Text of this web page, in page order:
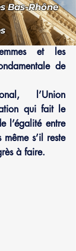
Bas-Rhône
hommes-
et les
de
l’Union
qui fait le
l’égalité entre
même s’il reste
à faire.